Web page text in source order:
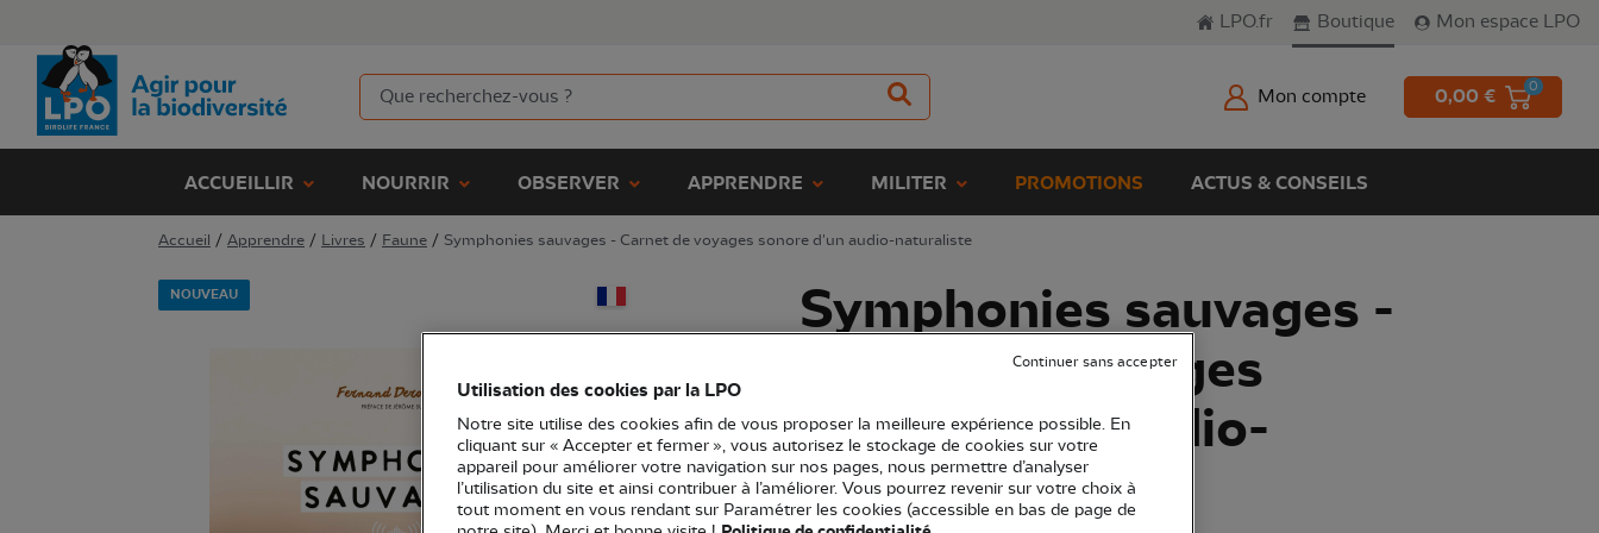
LPO.fr Boutique Mon espace LPO
Mon compte 0,00 € 0
ACCUEILLIR NOURRIR OBSERVER APPRENDRE MILITER PROMOTIONS ACTUS & CONSEILS
Accueil / Apprendre / Livres / Faune / Symphonies sauvages - Carnet de voyages sonore d'un audio-naturaliste
NOUVEAU
Symphonies sauvages -
Carnet de voyages
sonore d'un audio-
naturaliste
Utilisation des cookies par la LPO
Notre site utilise des cookies afin de vous proposer la meilleure expérience possible. En
cliquant sur « Accepter et fermer », vous autorisez le stockage de cookies sur votre
appareil pour améliorer votre navigation sur nos pages, nous permettre d’analyser
l’utilisation du site et ainsi contribuer à l’améliorer. Vous pourrez revenir sur votre choix à
tout moment en vous rendant sur Paramétrer les cookies (accessible en bas de page de
Continuer sans accepter